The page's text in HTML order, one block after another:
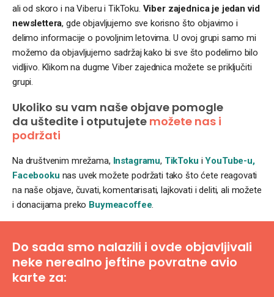
ali od skoro i na Viberu i TikToku. Viber zajednica je jedan vid
newslettera, gde objavljujemo sve korisno što objavimo i
delimo informacije o povoljnim letovima. U ovoj grupi samo mi
možemo da objavljujemo sadržaj kako bi sve što podelimo bilo
vidljivo. Klikom na dugme Viber zajednica možete se priključiti
grupi.
Ukoliko su vam naše objave pomogle
da uštedite i otputujete možete nas i
podržati
Na društvenim mrežama, Instagramu, TikToku iYouTube-u,
Facebooku nas uvek možete podržati tako što ćete reagovati
na naše objave, čuvati, komentarisati, lajkovati i deliti, ali možete
i donacijama preko Buymeacoffee
Do sada smo nalazili i ovde objavljivali
neke nerealno jeftine povratne avio
karte za: